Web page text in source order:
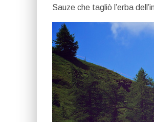
Sauze che tagliò l’erba